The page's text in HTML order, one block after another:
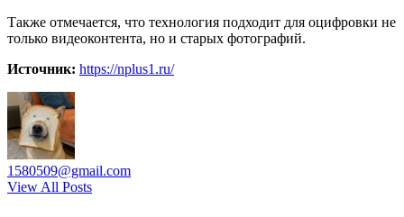
Также отмечается, что технология подходит для оцифровки не
только видеоконтента, но и старых фотографий.
Источник: https://nplus1.ru/
1580509@gmail.com
View All Posts